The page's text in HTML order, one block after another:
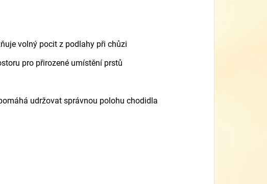
volný pocit z podlahy při chůzi
pro přirozené umístění prstů
udržovat správnou polohu chodidla